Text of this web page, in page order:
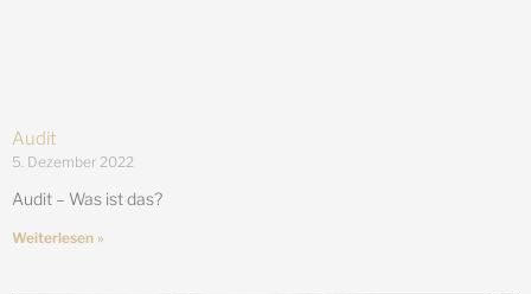
Audit
5. Dezember 2022
Audit – Was ist das?
Weiterlesen »